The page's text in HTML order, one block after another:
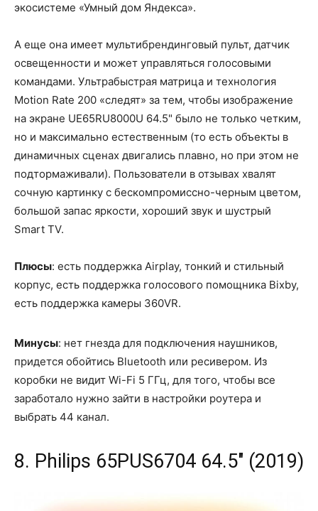
экосистеме «Умный дом Яндекса».
А еще она имеет мультибрендинговый пульт, датчик
освещенности и может управляться голосовыми
командами. Ультрабыстрая матрица и технология
Motion Rate 200 «следят» за тем, чтобы изображение
на экране UE65RU8000U 64.5" было не только четким,
но и максимально естественным (то есть объекты в
динамичных сценах двигались плавно, но при этом не
подтормаживали). Пользователи в отзывах хвалят
сочную картинку с бескомпромиссно-черным цветом,
большой запас яркости, хороший звук и шустрый
Smart TV.
Плюсы: есть поддержка Airplay, тонкий и стильный
корпус, есть поддержка голосового помощника Bixby,
есть поддержка камеры 360VR.
Минусы: нет гнезда для подключения наушников,
придется обойтись Bluetooth или ресивером. Из
коробки не видит Wi-Fi 5 ГГц, для того, чтобы все
заработало нужно зайти в настройки роутера и
выбрать 44 канал.
8. Philips 65PUS6704 64.5" (2019)